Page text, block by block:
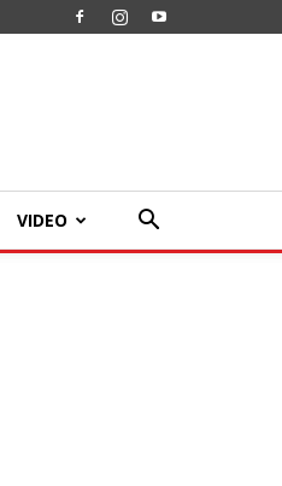
VIDEO